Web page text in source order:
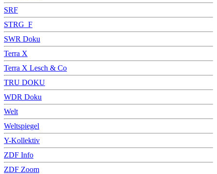
SRF
STRG_F
SWR Doku
Terra X
Terra X Lesch & Co
TRU DOKU
WDR Doku
Welt
Weltspiegel
Y-Kollektiv
ZDF Info
ZDF Zoom